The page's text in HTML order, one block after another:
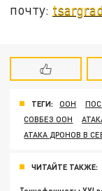
почту:
ТЕГИ: ООН
СОВБЕЗ ООН
АТАКА ДРОНОВ В
ЧИТАЙТЕ ТАКЖЕ: